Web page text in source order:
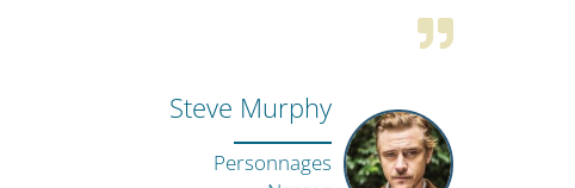
Steve Murphy
Personnages